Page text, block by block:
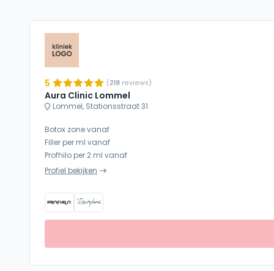
5 (218 reviews)
Aura Clinic Lommel
Lommel, Stationsstraat 31
Botox zone vanaf
Filler per ml vanaf
Profhilo per 2 ml vanaf
Profiel bekijken